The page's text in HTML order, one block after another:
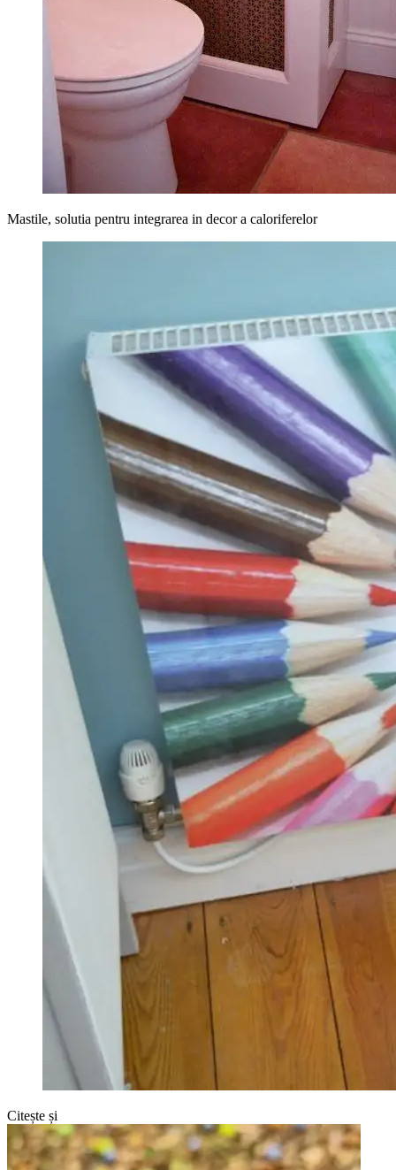
Mastile, solutia pentru integrarea in decor a caloriferelor
Citește și